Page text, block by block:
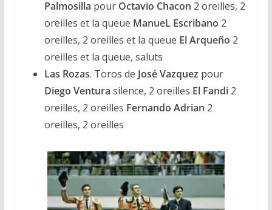
Palmosilla pour Octavio Chacon 2 oreilles, 2
oreilles et la queue ManueL Escribano 2
oreilles, 2 oreilles et la queue El Arqueño 2
oreilles et la queue, saluts
Las Rozas. Toros de José Vazquez pour
Diego Ventura silence, 2 oreilles El Fandi 2
oreilles, 2 oreilles Fernando Adrian 2
oreilles, 2 oreilles